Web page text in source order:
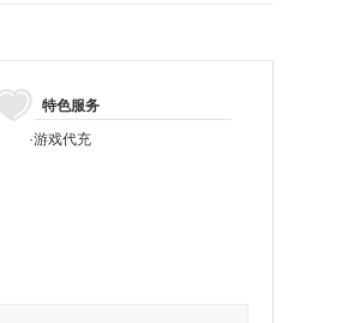
特色服务
·游戏代充